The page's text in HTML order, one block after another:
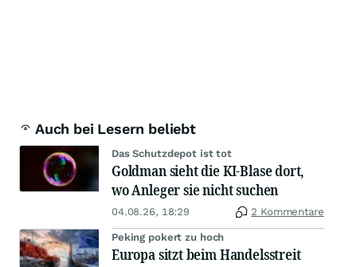
Auch bei Lesern beliebt
Das Schutzdepot ist tot
Goldman sieht die KI-Blase dort,
wo Anleger sie nicht suchen
04.08.26, 18:29 2 Kommentare
Peking pokert zu hoch
Europa sitzt beim Handelsstreit